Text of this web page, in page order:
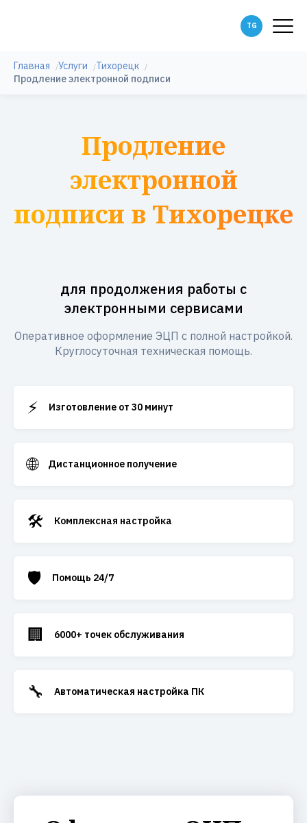
Главная Услуги
Тихорецк
Продление электронной подписи
Продление
электронной
подписи в Тихорецке
для продолжения работы с
электронными сервисами
Оперативное оформление ЭЦП с полной настройкой.
Круглосуточная техническая помощь.
⚡ Изготовление от 30 минут
🌐 Дистанционное получение
🛠️ Комплексная настройка
🛡️ Помощь 24/7
🏢 6000+ точек обслуживания
🔧 Автоматическая настройка ПК